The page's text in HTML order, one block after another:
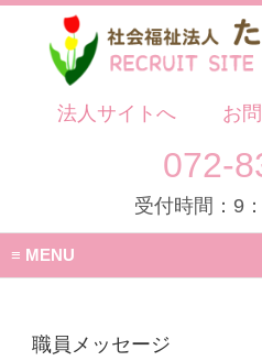
法人サイトへ お
072-
受付時間：9
MENU
職員メッセージ